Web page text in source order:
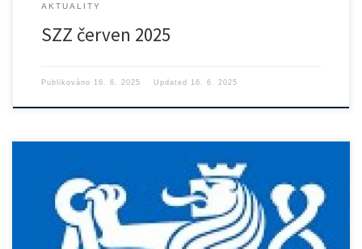
AKTUALITY
SZZ červen 2025
Publikováno 16. 6. 2025 Updated 16. 6. 2025